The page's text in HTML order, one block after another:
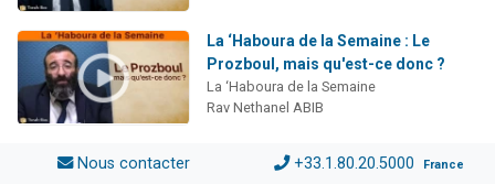
La ‘Haboura de la Semaine : Le
Prozboul, mais qu'est-ce donc ?
La ‘Haboura de la Semaine
Rav Nethanel ABIB
Nous contacter +33.1.80.20.5000 France